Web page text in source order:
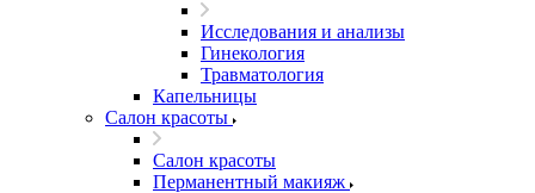
Исследования и анализы
Гинекология
Травматология
Капельницы
Салон красоты
Салон красоты
Перманентный макияж